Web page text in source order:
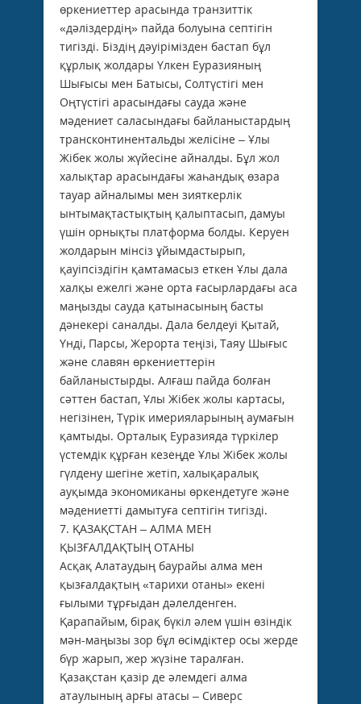
өркениеттер арасында транзиттік
«дәліздердің» пайда болуына септігін
тигізді. Біздің дәуірімізден бастап бұл
құрлық жолдары Үлкен Еуразияның
Шығысы мен Батысы, Солтүстігі мен
Оңтүстігі арасындағы сауда және
мәдениет саласындағы байланыстардың
трансконтинентальды желісіне – Ұлы
Жібек жолы жүйесіне айналды. Бұл жол
халықтар арасындағы жаһандық өзара
тауар айналымы мен зияткерлік
ынтымақтастықтың қалыптасып, дамуы
үшін орнықты платформа болды. Керуен
жолдарын мінсіз ұйымдастырып,
қауіпсіздігін қамтамасыз еткен Ұлы дала
халқы ежелгі және орта ғасырлардағы аса
маңызды сауда қатынасының басты
дәнекері саналды. Дала белдеуі Қытай,
Үнді, Парсы, Жерорта теңізі, Таяу Шығыс
және славян өркениеттерін
байланыстырды. Алғаш пайда болған
сәттен бастап, Ұлы Жібек жолы картасы,
негізінен, Түрік имерияларының аумағын
қамтыды. Орталық Еуразияда түркілер
үстемдік құрған кезеңде Ұлы Жібек жолы
гүлдену шегіне жетіп, халықаралық
ауқымда экономиканы өркендетуге және
мәдениетті дамытуға септігін тигізді.
7. ҚАЗАҚСТАН – АЛМА МЕН
ҚЫЗҒАЛДАҚТЫҢ ОТАНЫ
Асқақ Алатаудың баурайы алма мен
қызғалдақтың «тарихи отаны» екені
ғылыми тұрғыдан дәлелденген.
Қарапайым, бірақ бүкіл әлем үшін өзіндік
мән-маңызы зор бұл өсімдіктер осы жерде
бүр жарып, жер жүзіне таралған.
Қазақстан қазір де әлемдегі алма
атаулының арғы атасы – Сиверс